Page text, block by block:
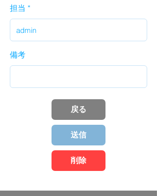
担当
備考
戻る
送信
削除